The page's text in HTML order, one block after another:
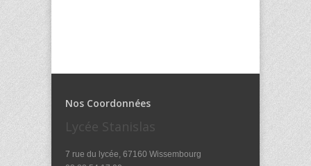
Nos Coordonnées
Lycée Stanislas
7 rue du lycée, 67160 Wissembourg